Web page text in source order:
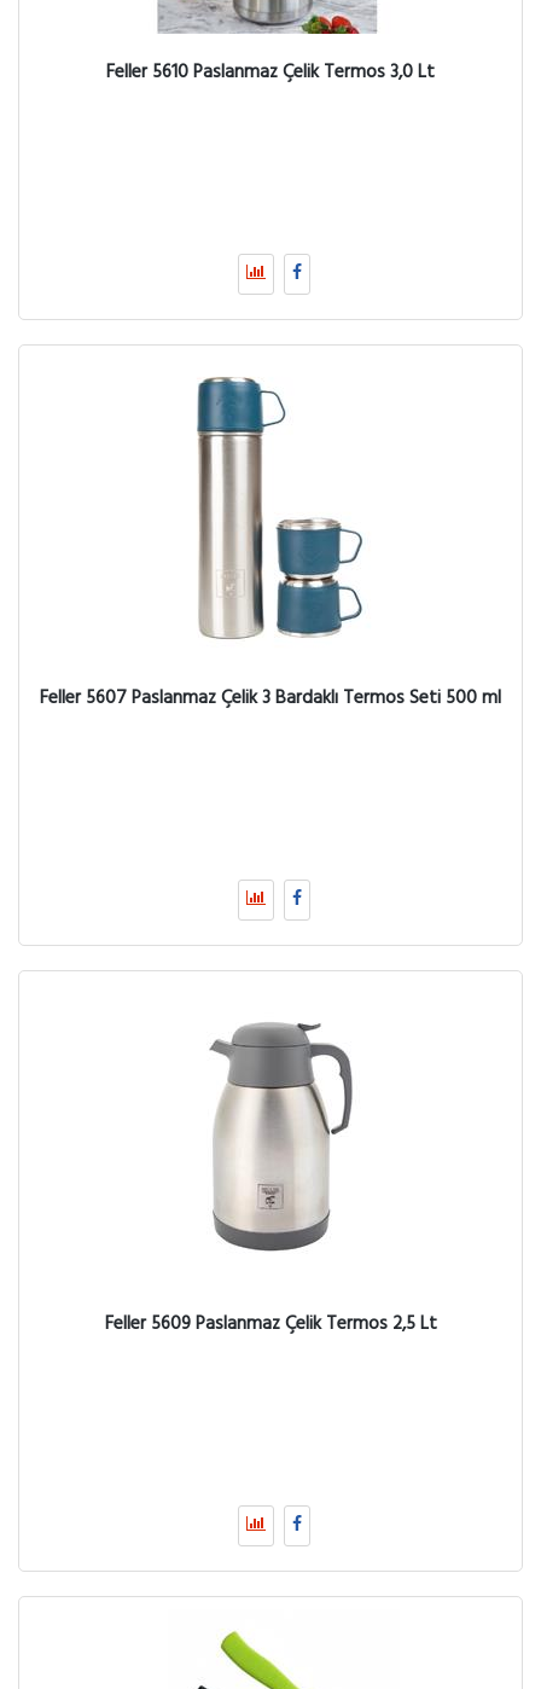
Feller 5610 Paslanmaz Çelik Termos 3,0 Lt
Feller 5607 Paslanmaz Çelik 3 Bardaklı Termos Seti 500 ml
Feller 5609 Paslanmaz Çelik Termos 2,5 Lt